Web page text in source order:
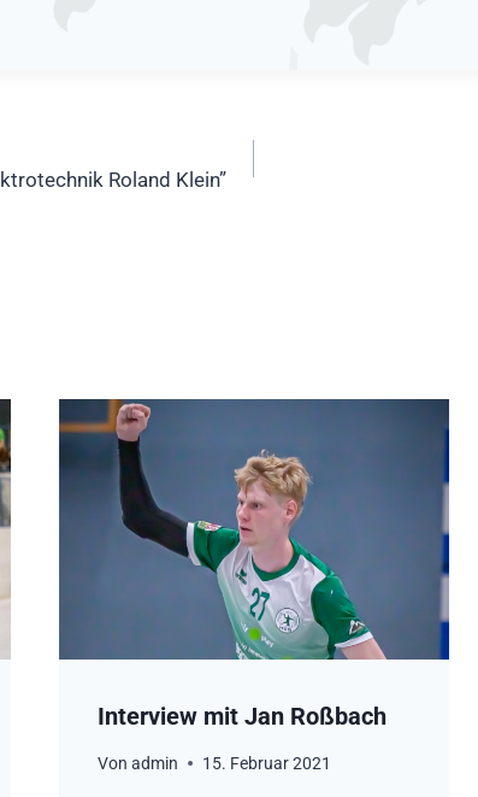
Roland Klein”
Interview mit Jan Roßbach
Von admin 15. Februar 2021